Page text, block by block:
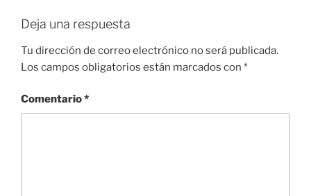
Deja una respuesta
Tu dirección de correo electrónico no será publicada.
Los campos obligatorios están marcados con *
Comentario*